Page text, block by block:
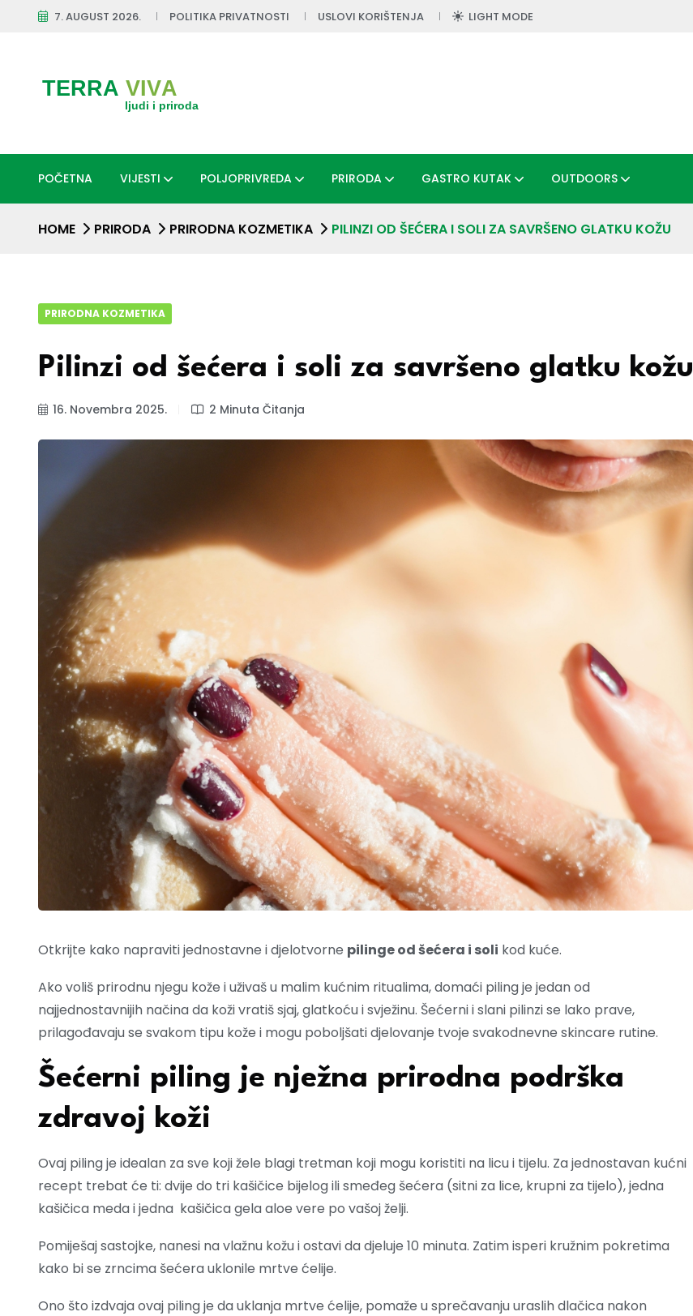
7. AUGUST 2026. POLITIKA PRIVATNOSTI USLOVI KORIŠTENJA LIGHT MODE
POČETNA VIJESTI POLJOPRIVREDA PRIRODA GASTRO KUTAK OUTDOORS
HOME PRIRODA PRIRODNA KOZMETIKA PILINZI OD ŠEĆERA I SOLI ZA SAVRŠENO GLATKU KOŽU
PRIRODNA KOZMETIKA
Pilinzi od šećera i soli za savršeno glatku kožu
16. Novembra 2025. 2 Minuta Čitanja
Otkrijte kako napraviti jednostavne i djelotvorne pilinge od šećera i soli kod kuće.
Ako voliš prirodnu njegu kože i uživaš u malim kućnim ritualima, domaći piling je jedan od
najjednostavnijih načina da koži vratiš sjaj, glatkoću i svježinu. Šećerni i slani pilinzi se lako prave,
prilagođavaju se svakom tipu kože i mogu poboljšati djelovanje tvoje svakodnevne skincare rutine.
Šećerni piling je nježna prirodna podrška
zdravoj koži
Ovaj piling je idealan za sve koji žele blagi tretman koji mogu koristiti na licu i tijelu. Za jednostavan kućni
recept trebat će ti: dvije do tri kašičice bijelog ili smeđeg šećera (sitni za lice, krupni za tijelo), jedna
kašičica meda i jedna kašičica gela aloe vere po vašoj želji.
Pomiješaj sastojke, nanesi na vlažnu kožu i ostavi da djeluje 10 minuta. Zatim isperi kružnim pokretima
kako bi se zrncima šećera uklonile mrtve ćelije.
Ono što izdvaja ovaj piling je da uklanja mrtve ćelije, pomaže u sprečavanju uraslih dlačica nakon